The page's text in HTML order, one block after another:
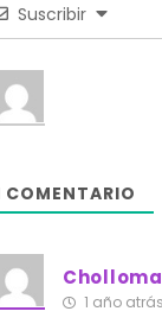
Suscribir
COMENTARIO
1 año atrás